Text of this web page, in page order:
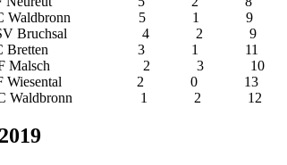
Waldbronn 5 1 9
Bruchsal 4 2 9
Bretten 3 1 11
Malsch 2 3 10
Wiesental 2 0 13
Waldbronn 1 2 12